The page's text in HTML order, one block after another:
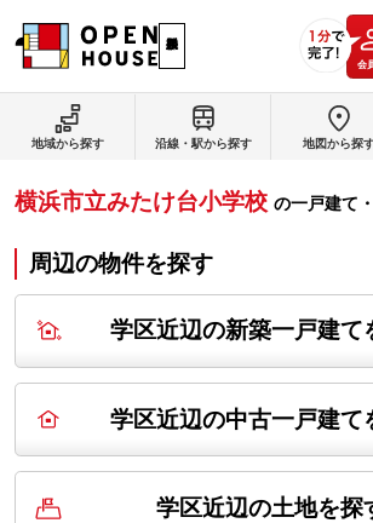
会
地域から探す 沿線・駅から探す 地図から探
横浜市立みたけ台小学校 の一戸建て
周辺の物件を探す
学区近辺の新築一戸建て
学区近辺の中古一戸建て
学区近辺の土地を探